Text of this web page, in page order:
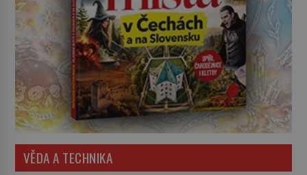
VĚDA A TECHNIKA